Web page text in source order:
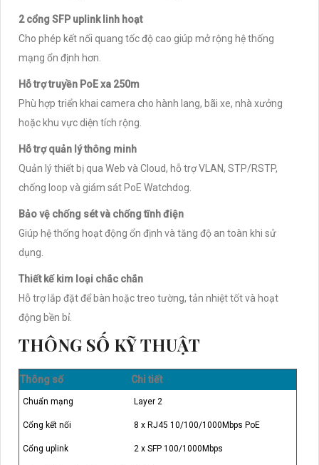
2 cổng SFP uplink linh hoạt
Cho phép kết nối quang tốc độ cao giúp mở rộng hệ thống
mạng ổn định hơn.
Hỗ trợ truyền PoE xa 250m
Phù hợp triển khai camera cho hành lang, bãi xe, nhà xưởng
hoặc khu vực diện tích rộng.
Hỗ trợ quản lý thông minh
Quản lý thiết bị qua Web và Cloud, hỗ trợ VLAN, STP/RSTP,
chống loop và giám sát PoE Watchdog.
Bảo vệ chống sét và chống tĩnh điện
Giúp hệ thống hoạt động ổn định và tăng độ an toàn khi sử
dụng.
Thiết kế kim loại chắc chắn
Hỗ trợ lắp đặt để bàn hoặc treo tường, tản nhiệt tốt và hoạt
động bền bỉ.
THÔNG SỐ KỸ THUẬT
Thông số Chi tiết
Chuẩn mạng Layer 2
Cổng kết nối 8 x RJ45 10/100/1000Mbps PoE
Cổng uplink 2 x SFP 100/1000Mbps